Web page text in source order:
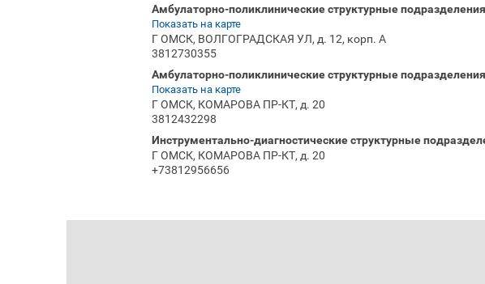
Амбулаторно-поликлинические структурные
Показать на карте
Г ОМСК, ВОЛГОГРАДСКАЯ УЛ, д. 12, корп. А
3812730355
Амбулаторно-поликлинические структурные
Показать на карте
Г ОМСК, КОМАРОВА ПР-КТ, д. 20
3812432298
Инструментально-диагностические структурные
Г ОМСК, КОМАРОВА ПР-КТ, д. 20
+73812956656